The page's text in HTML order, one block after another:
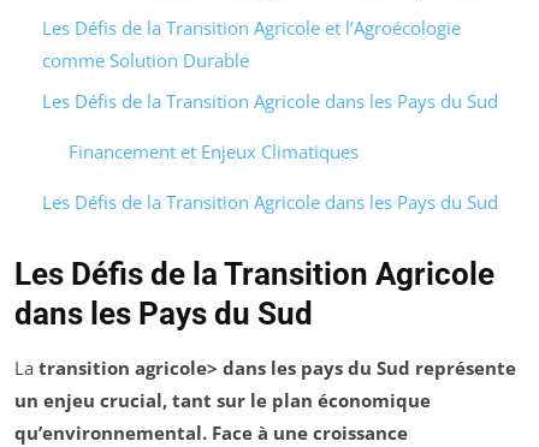
Les Défis de la Transition Agricole et l’Agroécologie
comme Solution Durable
Les Défis de la Transition Agricole dans les Pays du Sud
Financement et Enjeux Climatiques
Les Défis de la Transition Agricole dans les Pays du Sud
Les Défis de la Transition Agricole
dans les Pays du Sud
La transition agricole> dans les pays du Sud représente
un enjeu crucial, tant sur le plan économique
qu’environnemental. Face à une croissance